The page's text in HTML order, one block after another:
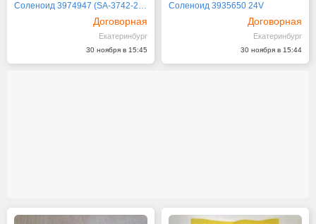
Соленоид 3974947 (SA-3742-24) 24V 24В
Договорная
Екатеринбург
30 ноября в 15:45
Соленоид 3935650 24V
Договорная
Екатеринбург
30 ноября в 15:44